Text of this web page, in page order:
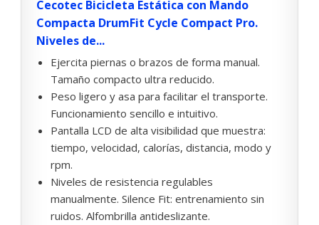
Cecotec Bicicleta Estática con Mando
Compacta DrumFit Cycle Compact Pro.
Niveles de...
Ejercita piernas o brazos de forma manual.
Tamaño compacto ultra reducido.
Peso ligero y asa para facilitar el transporte.
Funcionamiento sencillo e intuitivo.
Pantalla LCD de alta visibilidad que muestra:
tiempo, velocidad, calorías, distancia, modo y
rpm.
Niveles de resistencia regulables
manualmente. Silence Fit: entrenamiento sin
ruidos. Alfombrilla antideslizante.